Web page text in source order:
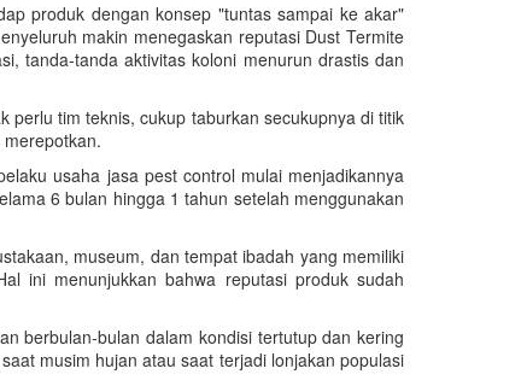
produk dengan konsep "tuntas sampai ke akar"
makin menegaskan reputasi Dust Termite
tanda-tanda aktivitas koloni menurun drastis dan
perlu tim teknis, cukup taburkan secukupnya di titik
usaha jasa pest control mulai menjadikannya
6 bulan hingga 1 tahun setelah menggunakan
museum, dan tempat ibadah yang memiliki
ini menunjukkan bahwa reputasi produk sudah
berbulan-bulan dalam kondisi tertutup dan kering
musim hujan atau saat terjadi lonjakan populasi